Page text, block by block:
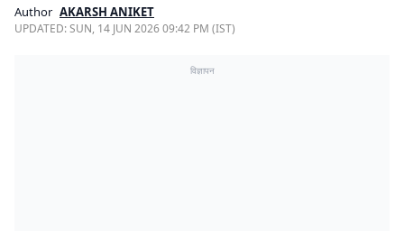
Author AKARSH ANIKET
UPDATED:SUN, 14 JUN 2026 09:42 PM (IST)
विज्ञापन